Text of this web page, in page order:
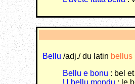
Bellu /adj./ du latin bellus
Bellu e bonu : bel